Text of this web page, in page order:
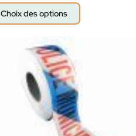
Choix des options